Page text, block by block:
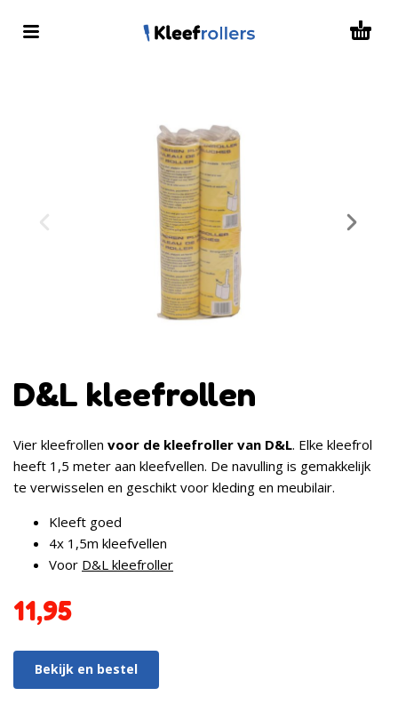
D&L kleefrollen
Vier kleefrollen voor de kleefroller van D&L. Elke kleefrol
heeft 1,5 meter aan kleefvellen. De navulling is gemakkelijk
te verwisselen en geschikt voor kleding en meubilair.
Kleeft goed
4x 1,5m kleefvellen
Voor D&L kleefroller
11,95
Bekijk en bestel